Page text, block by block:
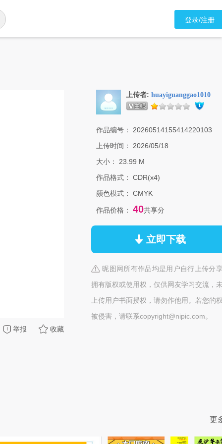
登录/注册
举报 收藏
上传者: huayiguanggao1010
作品编号：
20260514155414220103
上传时间：
2026/05/18
大小：
23.99 M
作品格式：
CDR(x4)
颜色模式：
CMYK
作品价格： 40共享分
立即下载
昵图网所有作品均是用户自行上传分
拥有版权或使用权，仅供网友学习交流，
上传用户书面授权，请勿作他用。若您的
被侵害，请联系copyright@nipic.com。
更